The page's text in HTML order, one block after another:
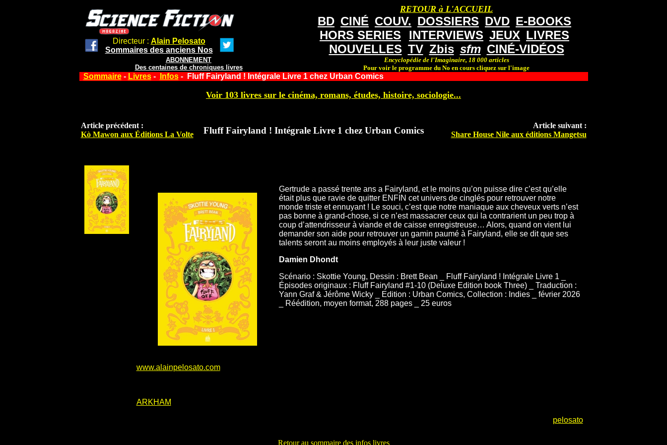
Directeur : Alain Pelosato
Sommaires des anciens Nos
ABONNEMENT
Des centaines de chroniques livres
RETOUR à L'ACCUEIL
BD CINÉ COUV. DOSSIERS DVD E-BOOKS
HORS SERIES
INTERVIEWS JEUX LIVRES
NOUVELLES TV Zbis sfm CINÉ-VIDÉOS
Encyclopédie de l'Imaginaire, 18 000 articles
Pour voir le programme du No en cours cliquez sur l'image
Sommaire- Livres- Infos- Fluff Fairyland ! Intégrale Livre 1 chez Urban Comics
Voir 103 livres sur le cinéma, romans, études, histoire, sociologie...
Article précédent :
Kò Mawon aux Éditions La Volte
Fluff Fairyland ! Intégrale Livre 1 chez Urban Comics
Article suivant :
Share House Nile aux éditions Mangetsu
Gertrude a passé trente ans a Fairyland, et le moins qu’on puisse dire c’est qu’elle
était plus que ravie de quitter ENFIN cet univers de cinglés pour retrouver notre
monde triste et ennuyant ! Le souci, c’est que notre maniaque aux cheveux verts n’est
pas bonne à grand-chose, si ce n’est massacrer ceux qui la contrarient un peu trop à
coup d’attendrisseur à viande et de caisse enregistreuse… Alors, quand on vient lui
demander son aide pour retrouver un gamin paumé à Fairyland, elle se dit que ses
talents seront au moins employés à leur juste valeur !
Damien Dhondt
Scénario : Skottie Young, Dessin : Brett Bean _ Fluff Fairyland ! Intégrale Livre 1 _
Épisodes originaux : Fluff Fairyland #1-10 (Deluxe Edition book Three) _ Traduction :
Yann Graf & Jérôme Wicky _ Edition : Urban Comics, Collection : Indies _ février 2026
_ Réédition, moyen format, 288 pages _ 25 euros
www.alainpelosato.com
ARKHAM
pelosato
Retour au sommaire des infos livres